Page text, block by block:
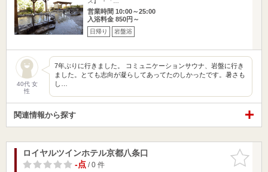
営業時間 10:00～25:00
入浴料金 850円～
日帰り 岩盤浴
40代 女
性
7年ぶりに行きました。 コミュニケーションサウナ、岩盤に行き
ました。とても志向が凝らしてあってたのしかったです。暑さも
し…
関連情報から探す
お気に入
りに追加
ロイヤルツインホテル京都八条口
-点/ 0 件